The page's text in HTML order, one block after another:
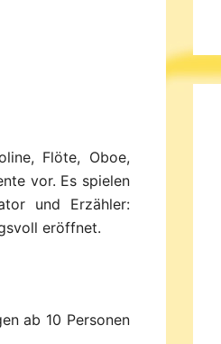
Flöte, Oboe,
vor. Es spielen
und Erzähler:
eröffnet.
ab 10 Personen